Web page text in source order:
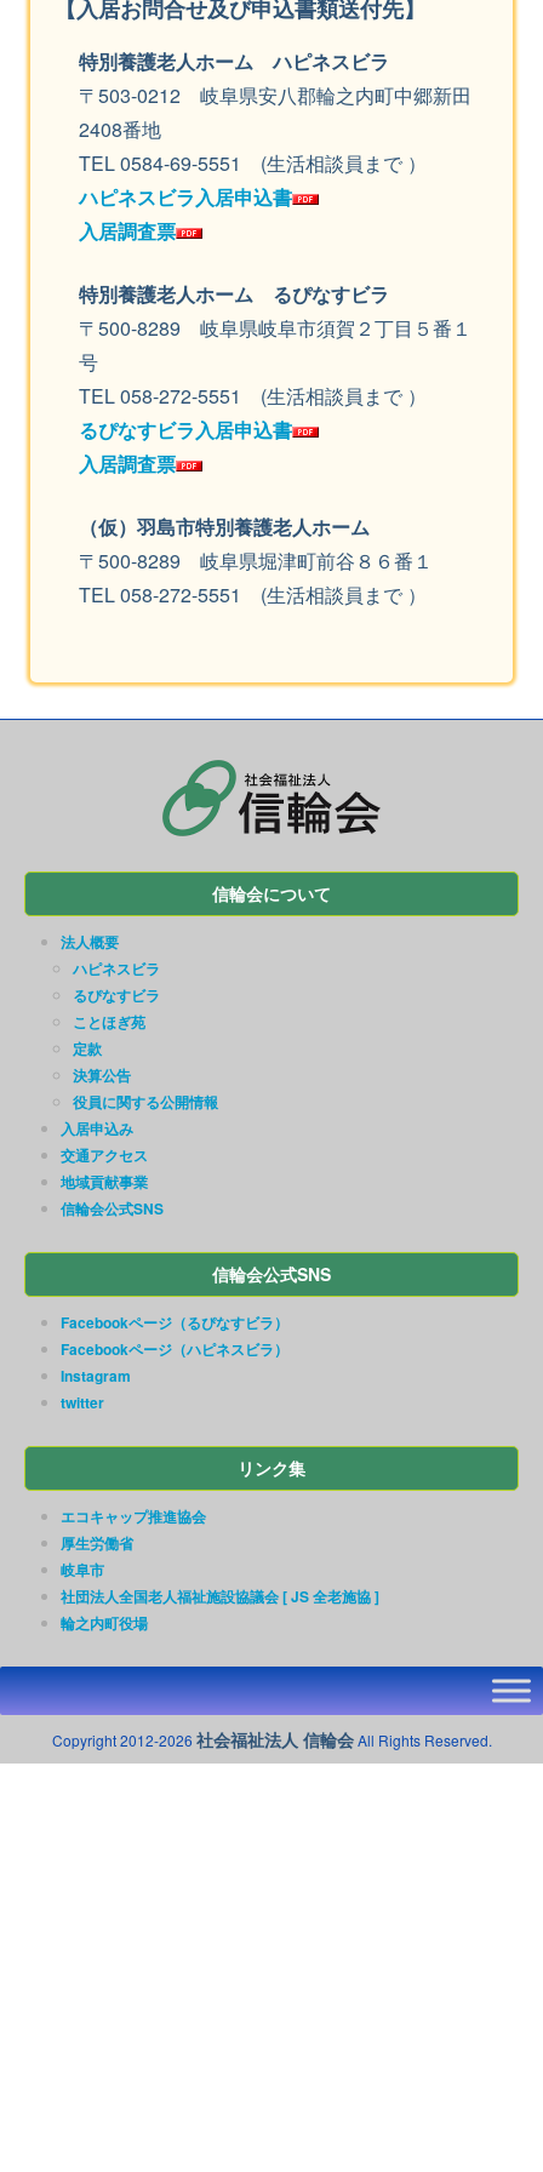
【入居お問合せ及び申込書類送付先】
特別養護老人ホーム ハピネスビラ
〒503-0212 岐阜県安八郡輪之内町中郷新田
2408番地
TEL 0584-69-5551 (生活相談員まで ）
ハピネスビラ入居申込書
入居調査票
特別養護老人ホーム るぴなすビラ
〒500-8289 岐阜県岐阜市須賀２丁目５番１
号
TEL 058-272-5551 (生活相談員まで ）
るぴなすビラ入居申込書
入居調査票
（仮）羽島市特別養護老人ホーム
〒500-8289 岐阜県堀津町前谷８６番１
TEL 058-272-5551 (生活相談員まで ）
信輪会について
法人概要
ハピネスビラ
るぴなすビラ
ことほぎ苑
定款
決算公告
役員に関する公開情報
入居申込み
交通アクセス
地域貢献事業
信輪会公式SNS
信輪会公式SNS
Facebookページ（るぴなすビラ）
Facebookページ（ハピネスビラ）
Instagram
twitter
リンク集
エコキャップ推進協会
厚生労働省
岐阜市
社団法人全国老人福祉施設協議会 [ JS 全老施協 ]
輪之内町役場
Copyright 2012-2026 社会福祉法人 信輪会All Rights Reserved.